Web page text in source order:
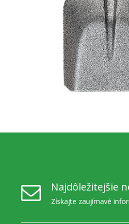
Najdôležitejšie
Získajte zaujímavé